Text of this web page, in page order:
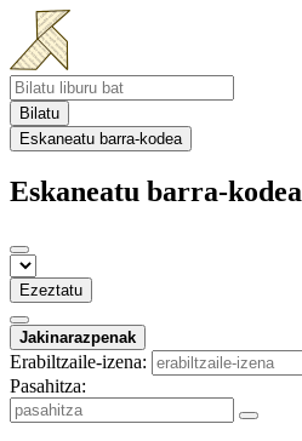
Bilatu
Eskaneatu barra-kodea
Eskaneatu barra-kodea
Ezeztatu
Jakinarazpenak
Erabiltzaile-izena:
Pasahitza: